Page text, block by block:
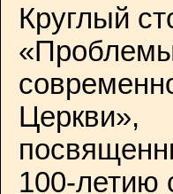
Круглый
Церкви»,
100-летию